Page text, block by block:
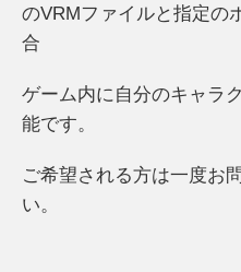
のVRMファイルと指定の
合
ゲーム内に自分のキャラ
能です。
ご希望される方は一度お
い。